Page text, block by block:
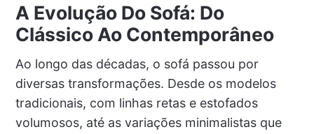
A Evolução Do Sofá: Do
Clássico Ao Contemporâneo
Ao longo das décadas, o sofá passou por
diversas transformações. Desde os modelos
tradicionais, com linhas retas e estofados
volumosos, até as variações minimalistas que